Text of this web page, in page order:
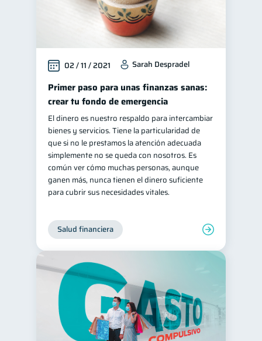
02 / 11 / 2021 Sarah Despradel
Primer paso para unas finanzas sanas:
crear tu fondo de emergencia
El dinero es nuestro respaldo para intercambiar
bienes y servicios. Tiene la particularidad de
que si no le prestamos la atención adecuada
simplemente no se queda con nosotros. Es
común ver cómo muchas personas, aunque
ganen más, nunca tienen el dinero suficiente
para cubrir sus necesidades vitales.
Salud financiera